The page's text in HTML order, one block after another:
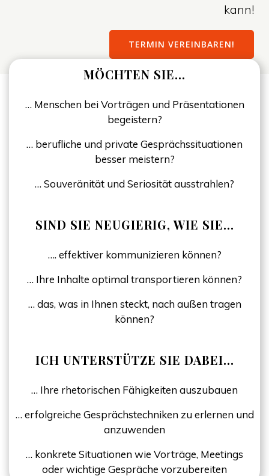
kann!
TERMIN VEREINBAREN!
MÖCHTEN SIE…
… Menschen bei Vorträgen und Präsentationen
begeistern?
… berufliche und private Gesprächssituationen
besser meistern?
… Souveränität und Seriosität ausstrahlen?
SIND SIE NEUGIERIG, WIE SIE…
…. effektiver kommunizieren können?
… Ihre Inhalte optimal transportieren können?
… das, was in Ihnen steckt, nach außen tragen
können?
ICH UNTERSTÜTZE SIE DABEI…
… Ihre rhetorischen Fähigkeiten auszubauen
… erfolgreiche Gesprächstechniken zu erlernen und
anzuwenden
… konkrete Situationen wie Vorträge, Meetings
oder wichtige Gespräche vorzubereiten